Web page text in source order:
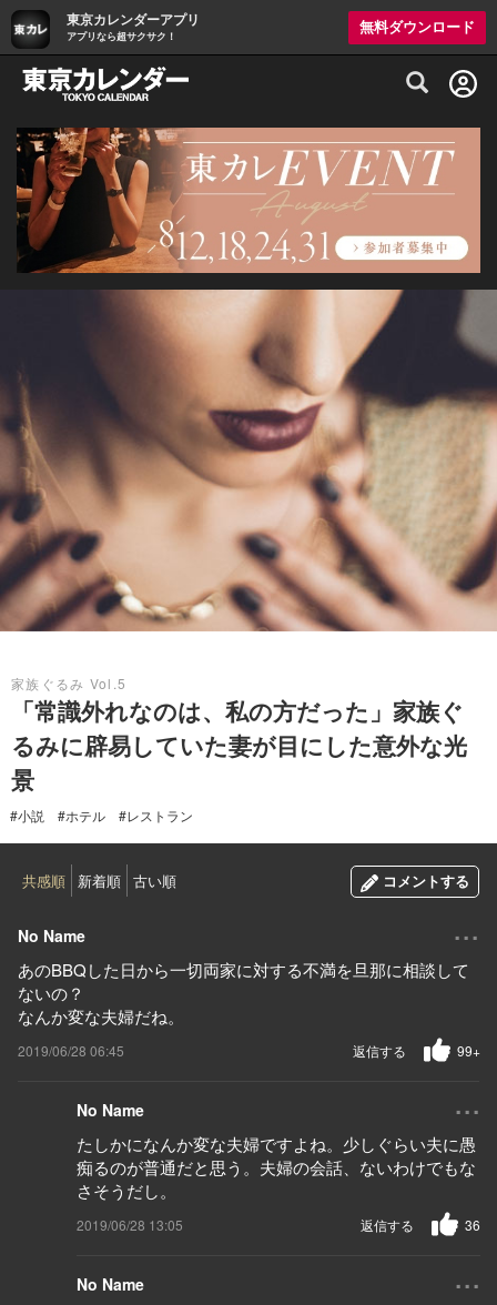
東京カレンダーアプリ
アプリなら超サクサク！
無料ダウンロード
グルメ情報・プレミアムレストラン予約
家族ぐるみ Vol.5
「常識外れなのは、私の方だった」家族ぐ
るみに辟易していた妻が目にした意外な光
景
#小説 #ホテル #レストラン
共感順 新着順 古い順 コメントする
No Name ...
あのBBQした日から一切両家に対する不満を旦那に相談して
ないの？
なんか変な夫婦だね。
2019/06/28 06:45 99+
返信する
No Name ...
たしかになんか変な夫婦ですよね。少しぐらい夫に愚
痴るのが普通だと思う。夫婦の会話、ないわけでもな
さそうだし。
2019/06/28 13:05 36
返信する
No Name ...